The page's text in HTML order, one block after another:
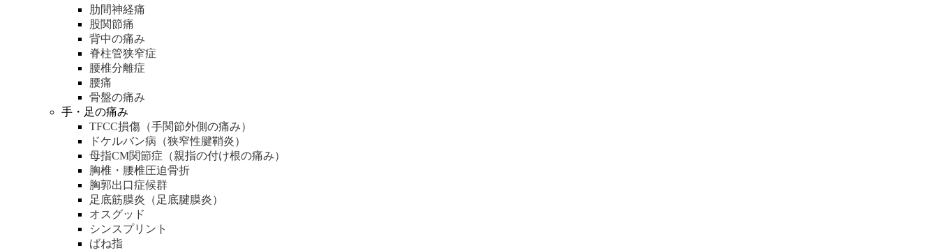
肋間神経痛
股関節痛
背中の痛み
脊柱管狭窄症
腰椎分離症
腰痛
骨盤の痛み
手・足の痛み
TFCC損傷（手関節外側の痛み）
ドケルバン病（狭窄性腱鞘炎）
母指CM関節症（親指の付け根の痛み）
胸椎・腰椎圧迫骨折
胸郭出口症候群
足底筋膜炎（足底腱膜炎）
オスグッド
シンスプリント
ばね指